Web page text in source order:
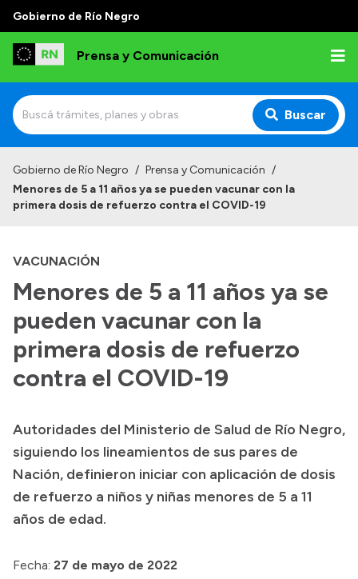
Gobierno de Río Negro
Prensa y Comunicación
Buscar
Institucional
Referentes de prensa
Archivo de noticias
Transparencia
Presupuesto
Consulta de expedientes
Consulta de pago a proveedores
Convocatorias
Login
Gobierno de Río Negro / Prensa y Comunicación /
Menores de 5 a 11 años ya se pueden vacunar con la
primera dosis de refuerzo contra el COVID-19
VACUNACIÓN
Menores de 5 a 11 años ya se
pueden vacunar con la
primera dosis de refuerzo
contra el COVID-19
Autoridades del Ministerio de Salud de Río Negro,
siguiendo los lineamientos de sus pares de
Nación, definieron iniciar con aplicación de dosis
de refuerzo a niños y niñas menores de 5 a 11
años de edad.
Fecha: 27 de mayo de 2022